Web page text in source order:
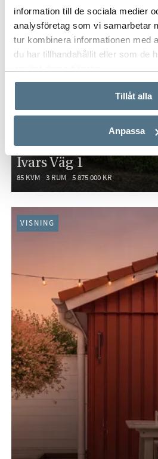
information till de sociala medier
analysföretag som vi samarbetar
tur kombinera informationen med
du har tillhandahållit eller som de
Tillåt alla
Anpassa
Ivars Väg 1
85 KVM 3 RUM 5 875 000 KR
VISNING